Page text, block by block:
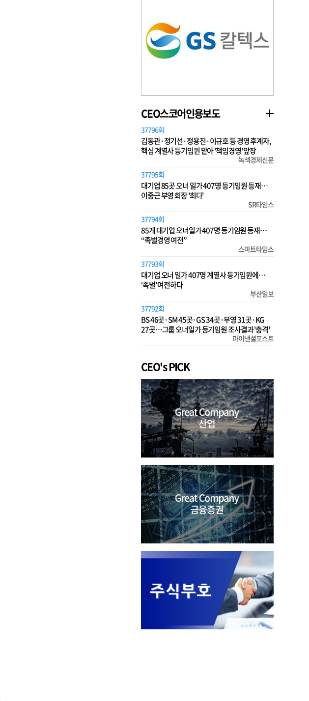
CEO스코어인용보도
37796회
김동관·정기선·정용진·이규호 등 경영 후계자,
핵심 계열사 등기임원 맡아 '책임경영' 앞장
녹색경제신문
37795회
대기업 85곳 오너 일가 407명 등기임원 등재…
이중근 부영 회장 '최다'
SR타임스
37794회
85개 대기업 오너일가 407명 등기임원 등재…
“족벌경영 여전”
스마트타임스
37793회
대기업 오너 일가 407명 계열사 등기임원에…
‘족벌’ 여전하다
부산일보
37792회
BS 46곳·SM 45곳·GS 34곳·부영 31곳·KG
27곳…그룹 오너일가 등기임원 조사결과 '충격'
파이낸셜포스트
CEO's PICK